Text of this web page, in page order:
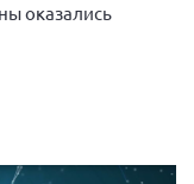
оказались